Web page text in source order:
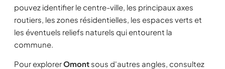
pouvez identifier le centre-ville, les principaux axes
routiers, les zones résidentielles, les espaces verts et
les éventuels reliefs naturels qui entourent la
commune.
Pour explorerOmont sous d'autres angles, consultez